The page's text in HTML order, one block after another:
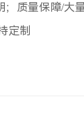
；质量保障/大
定制